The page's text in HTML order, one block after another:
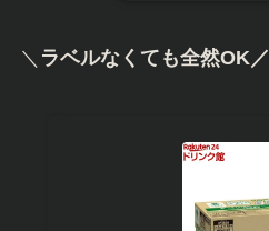
＼ ラベルなくても全然OK／